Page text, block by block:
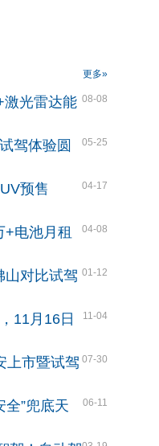
更多»
08-08
激光雷达能
05-25
驾体验圆
04-17
预售
04-08
+电池月租
01-12
对比试驾
11-04
11月16日
07-30
上市暨试驾
06-11
全”兜底天